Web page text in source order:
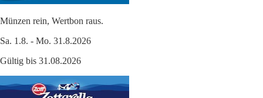
Münzen rein, Wertbon raus.
Sa. 1.8. - Mo. 31.8.2026
Gültig bis 31.08.2026